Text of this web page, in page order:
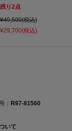
残り2点
¥49,500(税込)
¥29,700(税込)
： R97-81560
いて